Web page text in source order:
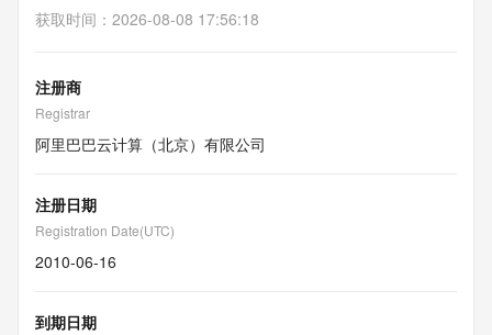
获取时间 ： 2026-08-08 17:56:18
注册商
Registrar
阿里巴巴云计算（北京）有限公司
注册日期
Registration Date(UTC)
2010-06-16
到期日期